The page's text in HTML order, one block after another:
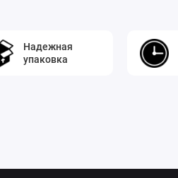
Надежная
упаковка